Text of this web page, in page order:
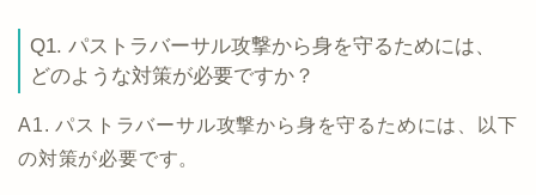
Q1. パストラバーサル攻撃から身を守るためには、
どのような対策が必要ですか？
A1. パストラバーサル攻撃から身を守るためには、以下
の対策が必要です。